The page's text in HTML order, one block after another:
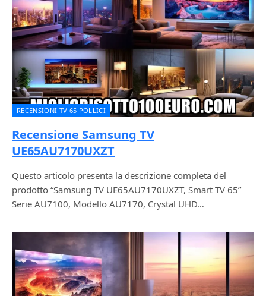
RECENSIONI TV 65 POLLICI
Recensione Samsung TV
UE65AU7170UXZT
Questo articolo presenta la descrizione completa del
prodotto “Samsung TV UE65AU7170UXZT, Smart TV 65”
Serie AU7100, Modello AU7170, Crystal UHD…